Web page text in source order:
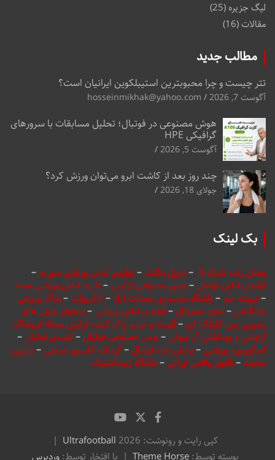
لیگ جزیره (25)
مقالات(16)
مطالب جدید
تتر چیست و چرا محبوبترین استیبلکوین ایرانیان است؟
آگوست 7, 2026 hosseinmikhak@yahoo.com
هوش مصنوعی در فوتبال؛ تحلیل مسابقات با سرورهای
گرافیکی HPE
آگوست 5, 2026
چند روز بعد از کاشت ابرو می‌توان ورزش کرد؟
جولای 18, 2026
بک لینک
پخش زنده شبکه 3 –دریل مگنت–تولیدی لباس ورزشی منیریه–
تولیدی لباس فوتبال –چمن مصنوعی تزئینی –خرید لباس ورزشی عمده
–شیشه خم–باشگاه بدنسازی سعادت آباد – انکربولت–ساک ورزشی
باشگاهی –منوی دیجیتال –تولیدی لباس ورزشی –میخوای فرش هاتو
بشوری پس کلیلک کن –قیمت و خرید پاک کننده آرایش سنتلا فروشگاه
آرایشی و بهداشتی آرا بیوتی –چمن مصنوعی فوتبال –کیمدی فوتبال –
اسکوربورد ورزشی –پخش زنده فوتبال –کربنات کلسیم صنعتی –باربری
دماوند–فالوور واقعی ایرانی –باشگاه ژیمناستیک
کپی رایت و رونوشت: 2026
Ultrafootball
پوسته توسط:Theme Horse با افتخار توسط:وردپرس